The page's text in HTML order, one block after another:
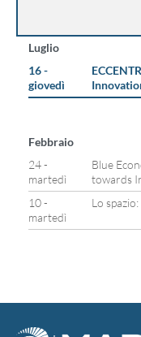
Luglio
16 -
giovedì
Febbraio
24 -
martedì
Blue
towards
10 -
martedì
Lo